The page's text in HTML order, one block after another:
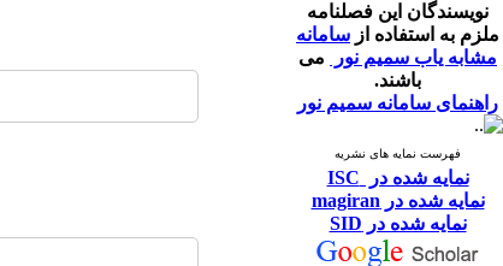
نویسندگان این فصلنامه
ملزم به استفاده از سامانه
مشابه یاب سمیم نور
می
باشند.
راهنمای سامانه سمیم نور
فهرست نمایه های نشریه
نمایه شده در ISC
نمایه شده در magiran
نمایه شده در SID